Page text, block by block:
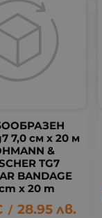
7,0 см х 20 м
&
TG7
BANDAGE
х 20 m
/ 28.95 лв.